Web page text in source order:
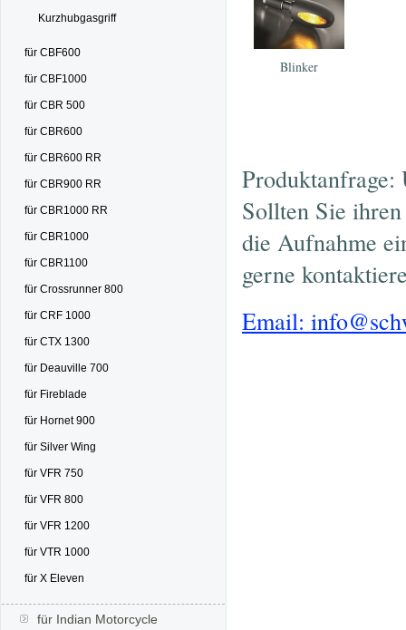
Kurzhubgasgriff
für CBF600
für CBF1000
für CBR 500
für CBR600
für CBR600 RR
für CBR900 RR
für CBR1000 RR
für CBR1000
für CBR1100
für Crossrunner 800
für CRF 1000
für CTX 1300
für Deauville 700
für Fireblade
für Hornet 900
für Silver Wing
für VFR 750
für VFR 800
für VFR 1200
für VTR 1000
für X Eleven
für Indian Motorcycle
Blinker
Sollten Sie
die Aufnahme
gerne
Email: